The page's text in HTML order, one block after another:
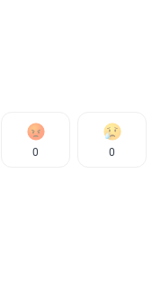
0 0